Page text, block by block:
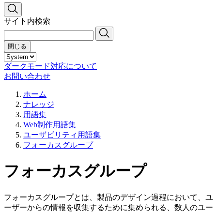
サイト内検索
閉じる
ダークモード対応について
お問い合わせ
ホーム
ナレッジ
用語集
Web制作用語集
ユーザビリティ用語集
フォーカスグループ
フォーカスグループ
フォーカスグループとは、製品のデザイン過程において、ユ
ーザーからの情報を収集するために集められる、数人のユー